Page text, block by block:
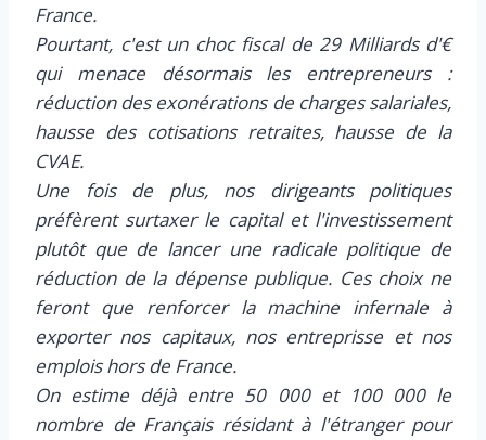
France.
Pourtant, c'est un choc fiscal de 29 Milliards d'€
qui menace désormais les entrepreneurs :
réduction des exonérations de charges salariales,
hausse des cotisations retraites, hausse de la
CVAE.
Une fois de plus, nos dirigeants politiques
préfèrent surtaxer le capital et l'investissement
plutôt que de lancer une radicale politique de
réduction de la dépense publique. Ces choix ne
feront que renforcer la machine infernale à
exporter nos capitaux, nos entreprisse et nos
emplois hors de France.
On estime déjà entre 50 000 et 100 000 le
nombre de Français résidant à l'étranger pour